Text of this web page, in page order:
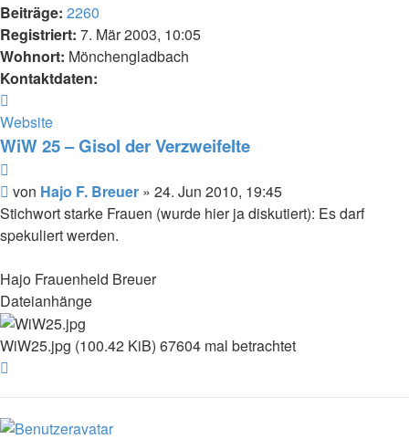
Beiträge: 2260
Registriert: 7. Mär 2003, 10:05
Wohnort: Mönchengladbach
Kontaktdaten:
von
Hajo
Breuer
Website
WiW 25 – Gisol der Verzweifelte
Beitrag
von Hajo F. Breuer » 24. Jun 2010, 19:45
Stichwort starke Frauen (wurde hier ja diskutiert): Es darf
spekuliert werden.
Hajo Frauenheld Breuer
Dateianhänge
WiW25.jpg (100.42 KiB) 67604 mal betrachtet